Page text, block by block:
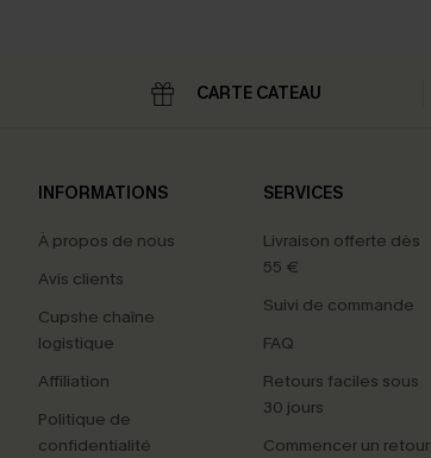
CARTE CATEAU
INFORMATIONS
À propos de nous
Avis clients
Cupshe chaîne
logistique
Affiliation
Politique de
confidentialité
SERVICES
Livraison offerte dès
55 €
Suivi de commande
FAQ
Retours faciles sous
30 jours
Commencer un retour